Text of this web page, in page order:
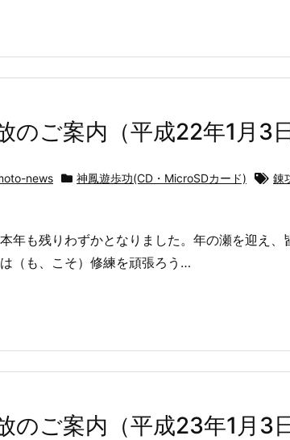
のご案内（平成22年1月3日
news 神鳳遊歩功(CD・MicroSDカード) 錬
年も残りわずかとなりました。年の瀬を迎え
（も、こそ）修練を頑張ろう…
のご案内（平成23年1月3日